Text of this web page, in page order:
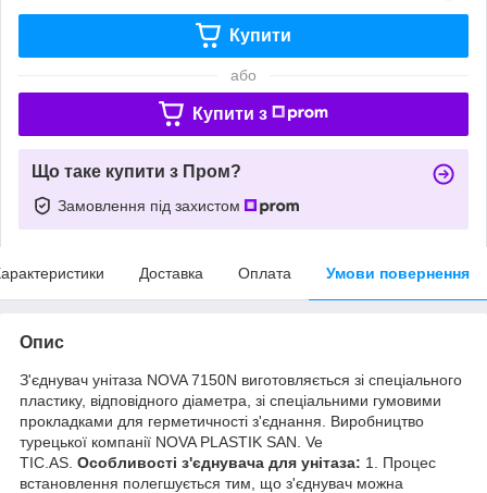
Купити
або
Купити з
Що таке купити з Пром?
Замовлення під захистом
Доставка Оплата Умови повернення
Опис
З'єднувач унітаза NOVA 7150N виготовляється зі спеціального
пластику, відповідного діаметра, зі спеціальними гумовими
прокладками для герметичності з'єднання. Виробництво
турецької компанії NOVA PLASTIK SAN. Ve
TIC.AS. Особливості з'єднувача для унітаза: 1. Процес
встановлення полегшується тим, що з'єднувач можна